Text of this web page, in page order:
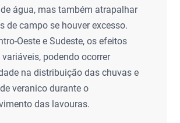
água, mas também atrapalhar
de campo se houver excesso.
Oeste e Sudeste, os efeitos
podendo ocorrer
na distribuição das chuvas e
veranico durante o
das lavouras.